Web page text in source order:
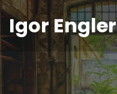
Igor Engler